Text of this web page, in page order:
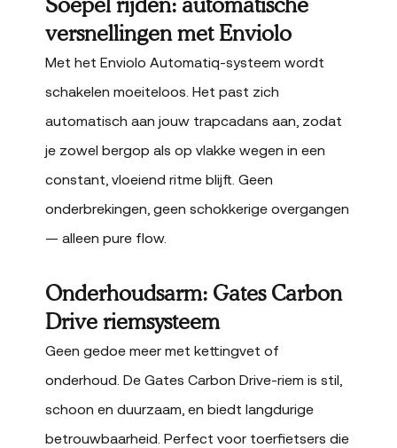
versnellingen met Enviolo
Met het Enviolo Automatiq-systeem wordt
schakelen moeiteloos. Het past zich
automatisch aan jouw trapcadans aan, zodat
je zowel bergop als op vlakke wegen in een
constant, vloeiend ritme blijft. Geen
onderbrekingen, geen schokkerige overgangen
— alleen pure flow.
Onderhoudsarm: Gates Carbon
Drive riemsysteem
Geen gedoe meer met kettingvet of
onderhoud. De Gates Carbon Drive-riem is stil,
schoon en duurzaam, en biedt langdurige
betrouwbaarheid. Perfect voor toerfietsers die